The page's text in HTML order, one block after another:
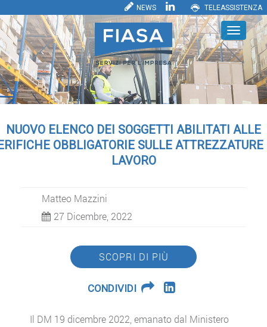
NEWS TELEASSISTENZA
NUOVO ELENCO DEI SOGGETTI ABILITATI ALLE
OBBLIGATORIE SULLE ATTREZZATURE
LAVORO
Matteo Mazzini
27 Dicembre, 2022
SCOPRI DI PIÙ
CONDIVIDI
Il DM 19 dicembre 2022, emanato dal Ministero